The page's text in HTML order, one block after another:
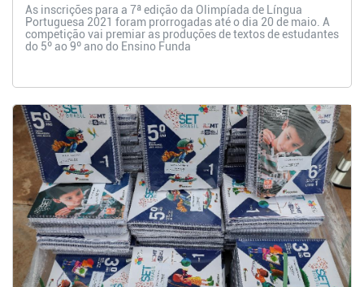
As inscrições para a 7ª edição da Olimpíada de Língua
Portuguesa 2021 foram prorrogadas até o dia 20 de maio. A
competição vai premiar as produções de textos de estudantes
do 5º ao 9º ano do Ensino Funda